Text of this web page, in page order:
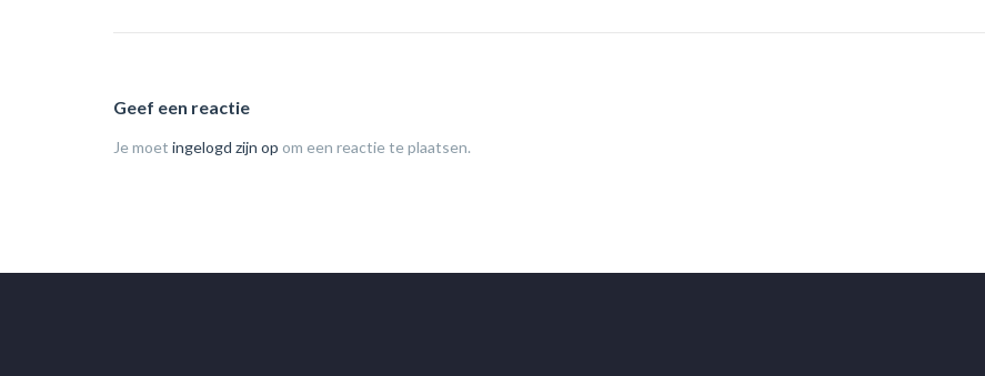
Geef een reactie
Je moet ingelogd zijn op om een reactie te plaatsen.